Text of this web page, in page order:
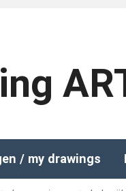
/ my drawings